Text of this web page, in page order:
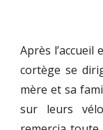
Après l’accueil
cortège se
mère et sa
sur leurs